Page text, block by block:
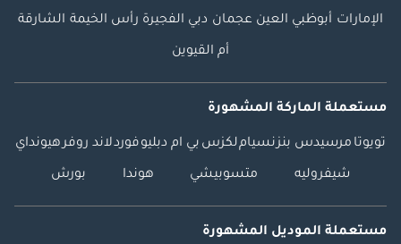
الإمارات أبوظبي العين عجمان دبي الفجيرة رأس الخيمة الشارقة
أم القيوين
مستعملة الماركة المشهورة
تويوتا مرسيدس بنزنسياملكزس بي ام دبليوفوردلاند روفرهيونداي
شيفروليه متسوبيشي هوندا بورش
مستعملة الموديل المشهورة